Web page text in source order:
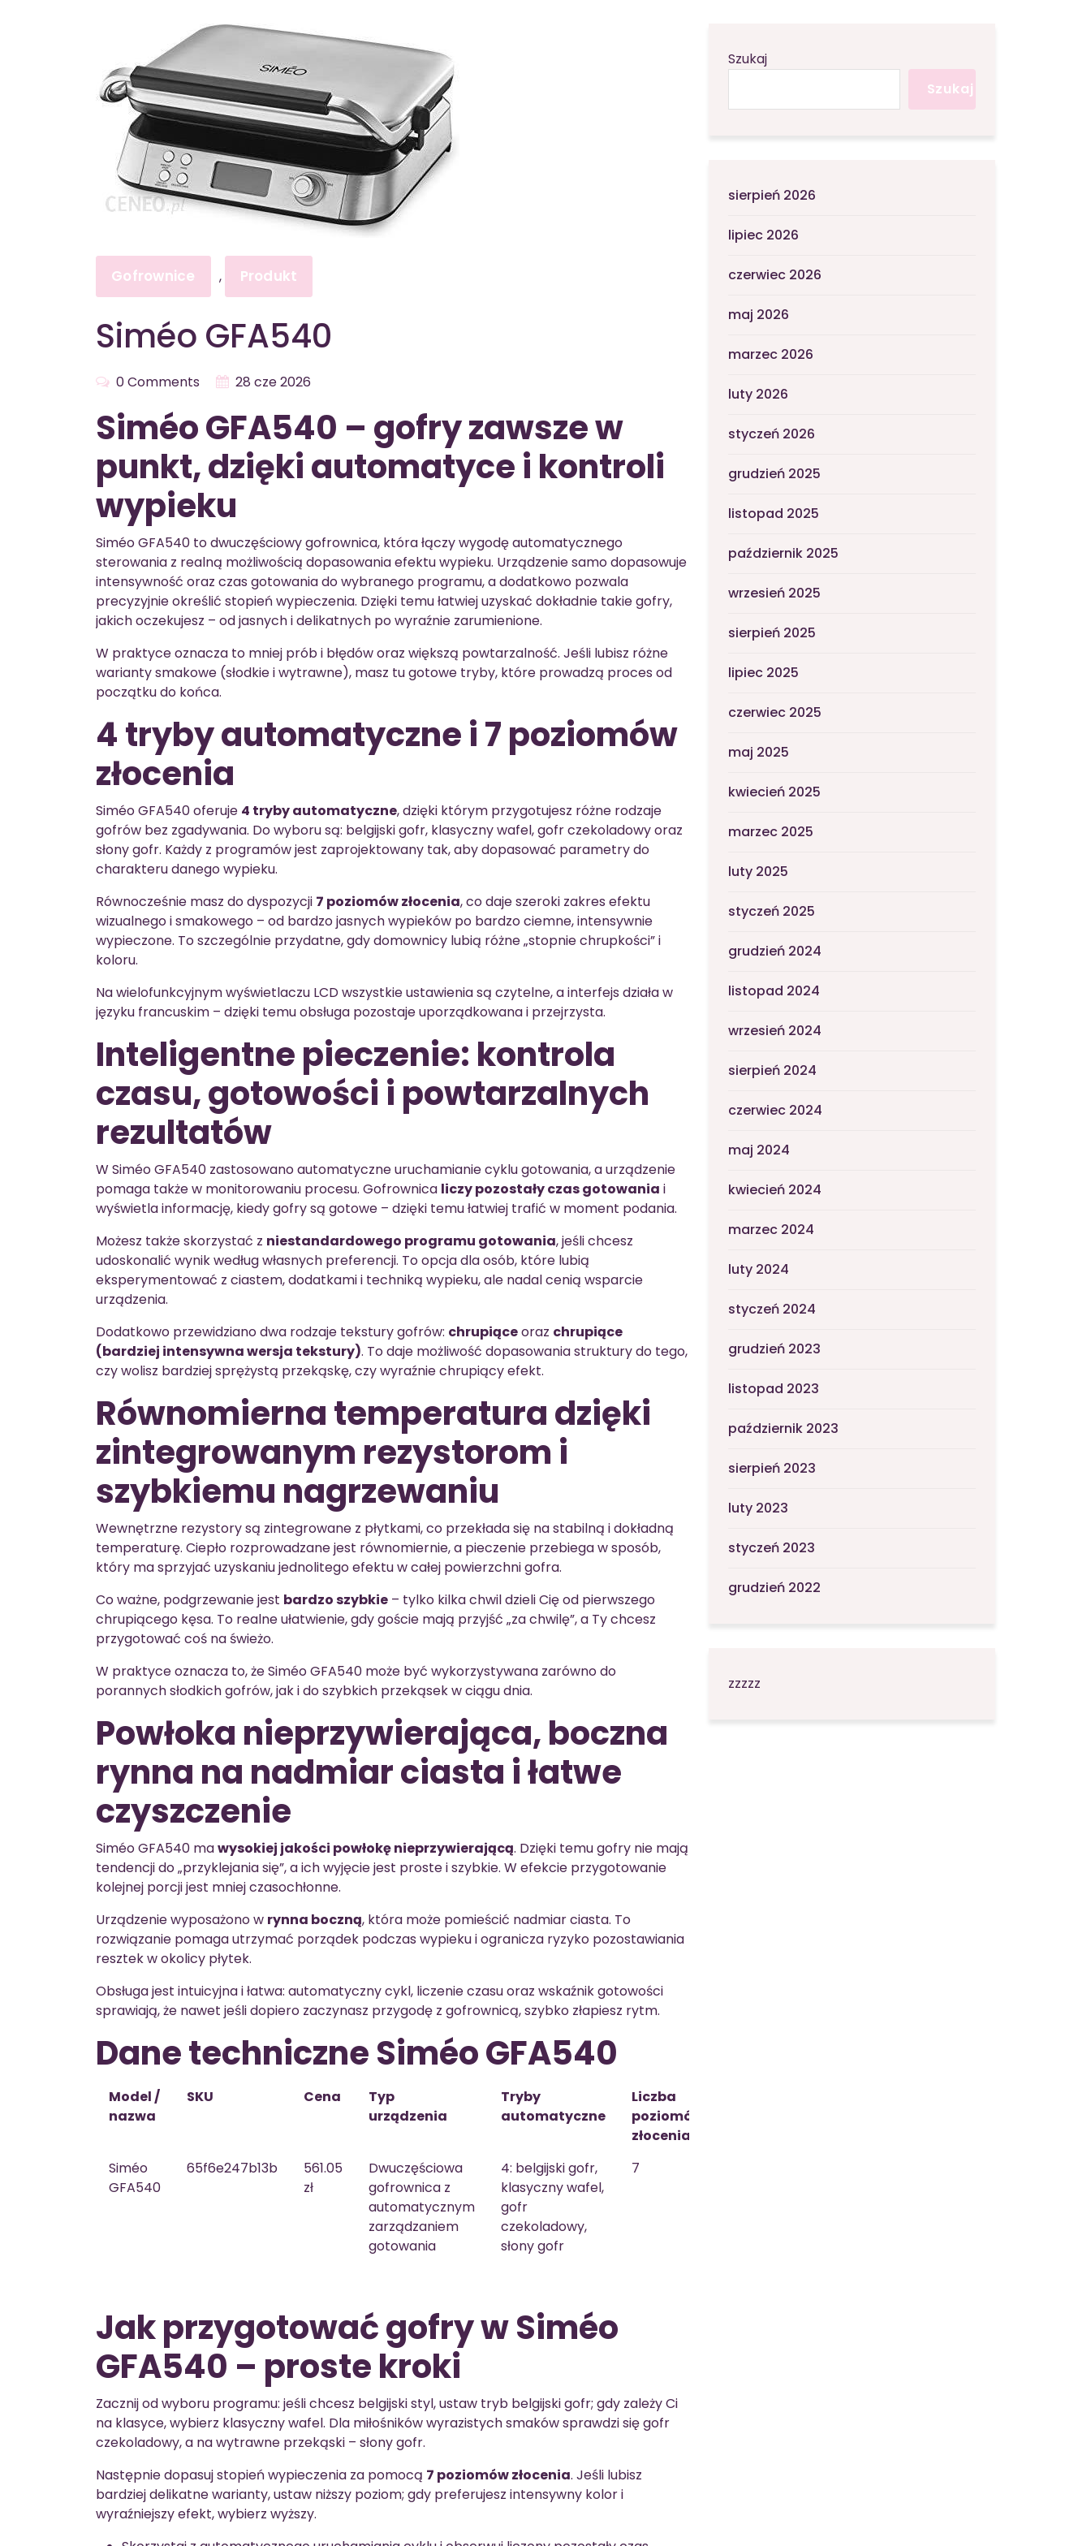
Gofrownice , Produkt
Siméo GFA540
0 Comments 28 cze 2026
Siméo GFA540 – gofry zawsze w
punkt, dzięki automatyce i kontroli
wypieku
Siméo GFA540 to dwuczęściowy gofrownica, która łączy wygodę automatycznego
sterowania z realną możliwością dopasowania efektu wypieku. Urządzenie samo dopasowuje
intensywność oraz czas gotowania do wybranego programu, a dodatkowo pozwala
precyzyjnie określić stopień wypieczenia. Dzięki temu łatwiej uzyskać dokładnie takie gofry,
jakich oczekujesz – od jasnych i delikatnych po wyraźnie zarumienione.
W praktyce oznacza to mniej prób i błędów oraz większą powtarzalność. Jeśli lubisz różne
warianty smakowe (słodkie i wytrawne), masz tu gotowe tryby, które prowadzą proces od
początku do końca.
4 tryby automatyczne i 7 poziomów
złocenia
Siméo GFA540 oferuje 4 tryby automatyczne, dzięki którym przygotujesz różne rodzaje
gofrów bez zgadywania. Do wyboru są: belgijski gofr, klasyczny wafel, gofr czekoladowy oraz
słony gofr. Każdy z programów jest zaprojektowany tak, aby dopasować parametry do
charakteru danego wypieku.
Równocześnie masz do dyspozycji 7 poziomów złocenia, co daje szeroki zakres efektu
wizualnego i smakowego – od bardzo jasnych wypieków po bardzo ciemne, intensywnie
wypieczone. To szczególnie przydatne, gdy domownicy lubią różne „stopnie chrupkości” i
koloru.
Na wielofunkcyjnym wyświetlaczu LCD wszystkie ustawienia są czytelne, a interfejs działa w
języku francuskim – dzięki temu obsługa pozostaje uporządkowana i przejrzysta.
Inteligentne pieczenie: kontrola
czasu, gotowości i powtarzalnych
rezultatów
W Siméo GFA540 zastosowano automatyczne uruchamianie cyklu gotowania, a urządzenie
pomaga także w monitorowaniu procesu. Gofrownica liczy pozostały czas gotowania i
wyświetla informację, kiedy gofry są gotowe – dzięki temu łatwiej trafić w moment podania.
Możesz także skorzystać z niestandardowego programu gotowania, jeśli chcesz
udoskonalić wynik według własnych preferencji. To opcja dla osób, które lubią
eksperymentować z ciastem, dodatkami i techniką wypieku, ale nadal cenią wsparcie
urządzenia.
Dodatkowo przewidziano dwa rodzaje tekstury gofrów: chrupiąceoraz chrupiące
(bardziej intensywna wersja tekstury). To daje możliwość dopasowania struktury do tego,
czy wolisz bardziej sprężystą przekąskę, czy wyraźnie chrupiący efekt.
Równomierna temperatura dzięki
zintegrowanym rezystorom i
szybkiemu nagrzewaniu
Wewnętrzne rezystory są zintegrowane z płytkami, co przekłada się na stabilną i dokładną
temperaturę. Ciepło rozprowadzane jest równomiernie, a pieczenie przebiega w sposób,
który ma sprzyjać uzyskaniu jednolitego efektu w całej powierzchni gofra.
Co ważne, podgrzewanie jest bardzo szybkie – tylko kilka chwil dzieli Cię od pierwszego
chrupiącego kęsa. To realne ułatwienie, gdy goście mają przyjść „za chwilę”, a Ty chcesz
przygotować coś na świeżo.
W praktyce oznacza to, że Siméo GFA540 może być wykorzystywana zarówno do
porannych słodkich gofrów, jak i do szybkich przekąsek w ciągu dnia.
Powłoka nieprzywierająca, boczna
rynna na nadmiar ciasta i łatwe
czyszczenie
Siméo GFA540 mawysokiej jakości powłokę nieprzywierającą. Dzięki temu gofry nie mają
tendencji do „przyklejania się”, a ich wyjęcie jest proste i szybkie. W efekcie przygotowanie
kolejnej porcji jest mniej czasochłonne.
Urządzenie wyposażono w rynna boczną, która może pomieścić nadmiar ciasta. To
rozwiązanie pomaga utrzymać porządek podczas wypieku i ogranicza ryzyko pozostawiania
resztek w okolicy płytek.
Obsługa jest intuicyjna i łatwa: automatyczny cykl, liczenie czasu oraz wskaźnik gotowości
sprawiają, że nawet jeśli dopiero zaczynasz przygodę z gofrownicą, szybko złapiesz rytm.
Dane techniczne Siméo GFA540
Model /
nazwa
SKU Cena
Typ
urządzenia
Tryby
automatyczne
Liczba
poziomów
złocenia
Siméo
GFA540
65f6e247b13b
561.05
zł
Dwuczęściowa
gofrownica z
automatycznym
zarządzaniem
gotowania
4: belgijski gofr,
klasyczny wafel,
gofr
czekoladowy,
słony gofr
7
Jak przygotować gofry w Siméo
GFA540 – proste kroki
Zacznij od wyboru programu: jeśli chcesz belgijski styl, ustaw tryb belgijski gofr; gdy zależy Ci
na klasyce, wybierz klasyczny wafel. Dla miłośników wyrazistych smaków sprawdzi się gofr
czekoladowy, a na wytrawne przekąski – słony gofr.
Następnie dopasuj stopień wypieczenia za pomocą 7 poziomów złocenia. Jeśli lubisz
bardziej delikatne warianty, ustaw niższy poziom; gdy preferujesz intensywny kolor i
wyraźniejszy efekt, wybierz wyższy.
Szukaj
Szukaj
sierpień 2026
lipiec 2026
czerwiec 2026
maj 2026
marzec 2026
luty 2026
styczeń 2026
grudzień 2025
listopad 2025
październik 2025
wrzesień 2025
sierpień 2025
lipiec 2025
czerwiec 2025
maj 2025
kwiecień 2025
marzec 2025
luty 2025
styczeń 2025
grudzień 2024
listopad 2024
wrzesień 2024
sierpień 2024
czerwiec 2024
maj 2024
kwiecień 2024
marzec 2024
luty 2024
styczeń 2024
grudzień 2023
listopad 2023
październik 2023
sierpień 2023
luty 2023
styczeń 2023
grudzień 2022
zzzzz